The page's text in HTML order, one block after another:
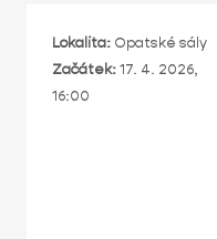
Lokalita: Opatské sály
Začátek:17. 4. 2026,
16:00